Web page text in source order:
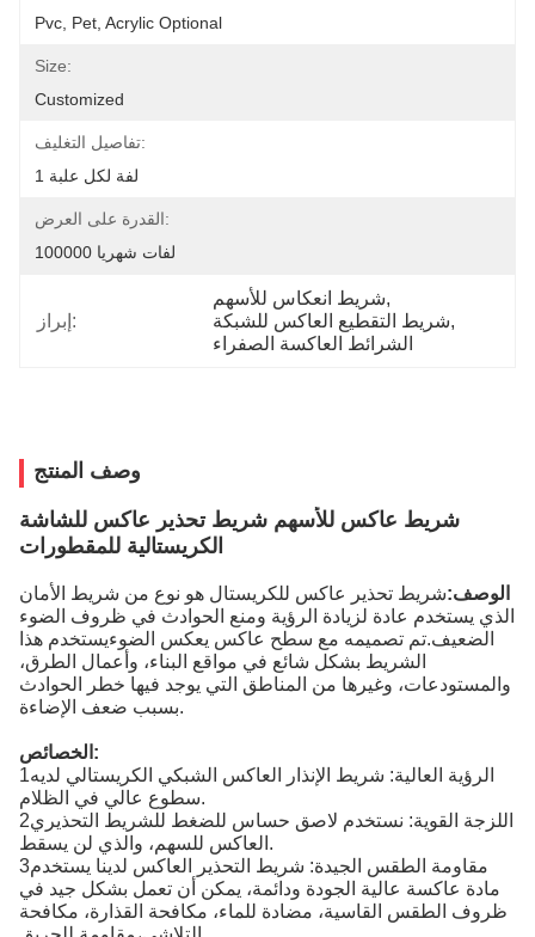
Pvc, Pet, Acrylic Optional
Size:
Customized
تفاصيل التغليف:
1 لفة لكل علبة
القدرة على العرض:
100000 لفات شهريا
إبراز:
شريط انعكاس للأسهم,
شريط التقطيع العاكس للشبكة,
الشرائط العاكسة الصفراء
وصف المنتج
شريط عاكس للأسهم شريط تحذير عاكس للشاشة
الكريستالية للمقطورات
الوصف:شريط تحذير عاكس للكريستال هو نوع من شريط الأمان
الذي يستخدم عادة لزيادة الرؤية ومنع الحوادث في ظروف الضوء
الضعيف.تم تصميمه مع سطح عاكس يعكس الضوءيستخدم هذا
الشريط بشكل شائع في مواقع البناء، وأعمال الطرق،
والمستودعات، وغيرها من المناطق التي يوجد فيها خطر الحوادث
بسبب ضعف الإضاءة.
الخصائص:
1الرؤية العالية: شريط الإنذار العاكس الشبكي الكريستالي لديه
سطوع عالي في الظلام.
2اللزجة القوية: نستخدم لاصق حساس للضغط للشريط التحذيري
العاكس للسهم، والذي لن يسقط.
3مقاومة الطقس الجيدة: شريط التحذير العاكس لدينا يستخدم
مادة عاكسة عالية الجودة ودائمة، يمكن أن تعمل بشكل جيد في
ظروف الطقس القاسية، مضادة للماء، مكافحة القذارة، مكافحة